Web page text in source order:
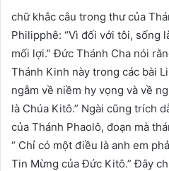
chữ khắc câu trong thư của
Philipphê: “Vì đối với tôi, ​sống
mối lợi.” Đức Thánh Cha nói
Thánh Kinh này trong các bài
ngẫm về niềm hy vọng và về
là Chúa Kitô.” Ngài cũng trích
của Thánh Phaolô, đoạn mà
“ Chỉ có một điều là anh em
Tin Mừng của Đức Kitô.” Đây